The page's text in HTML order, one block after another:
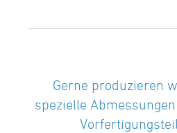
Gerne produzieren
spezielle